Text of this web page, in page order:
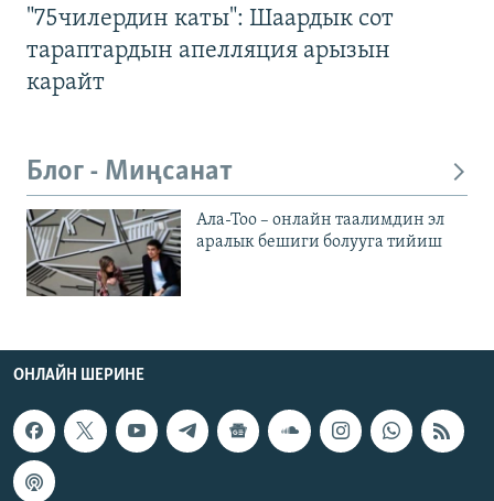
"75чилердин каты": Шаардык сот
тараптардын апелляция арызын
карайт
Блог - Миңсанат
Ала-Тоо – онлайн таалимдин эл
аралык бешиги болууга тийиш
ОНЛАЙН ШЕРИНЕ